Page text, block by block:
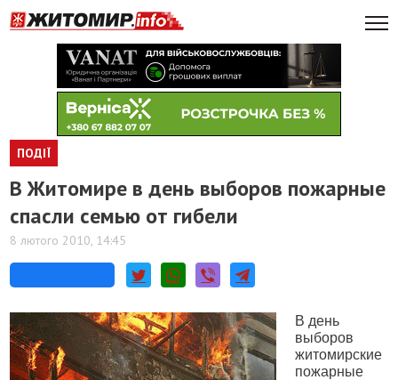
ПОДІЇ
В Житомире в день выборов пожарные
спасли семью от гибели
8 лютого 2010, 14:45
В день
выборов
житомирские
пожарные